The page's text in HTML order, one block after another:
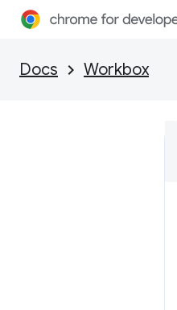
Docs Workbox